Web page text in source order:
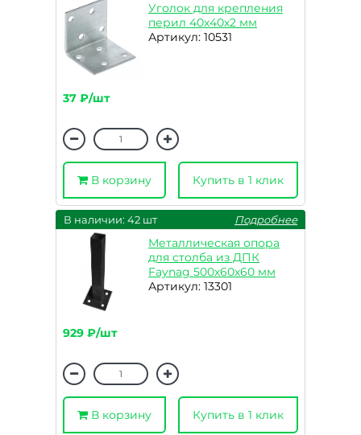
Уголок для крепления
перил 40х40х2 мм
Артикул: 10531
37 ₽/шт
В корзину Купить в 1 клик
В наличии: 42 шт Подробнее
Металлическая опора
для столба из ДПК
Faynag 500х60х60 мм
Артикул: 13301
929 ₽/шт
В корзину Купить в 1 клик